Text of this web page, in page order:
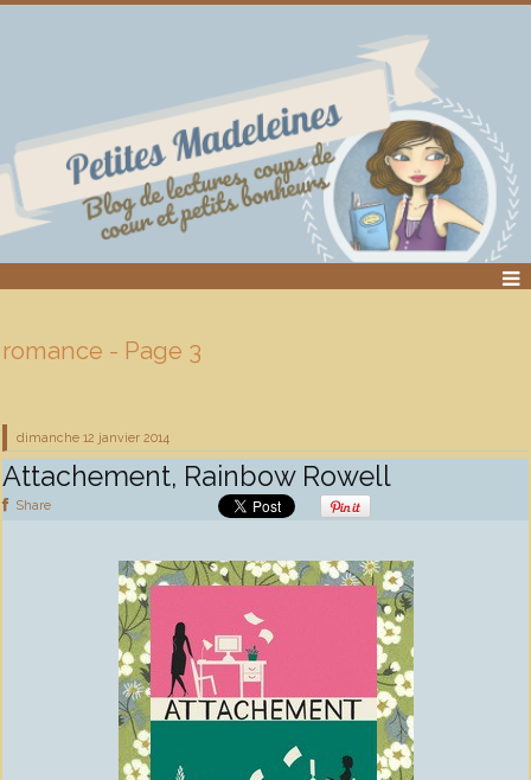
romance - Page 3
dimanche 12 janvier 2014
Attachement, Rainbow Rowell
Share